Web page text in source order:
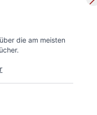
die am meisten